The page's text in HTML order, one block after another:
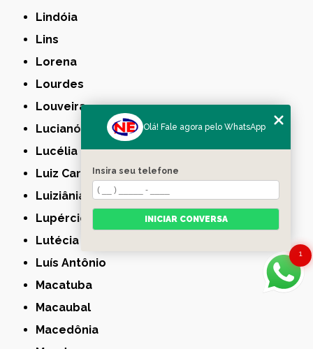
Lindóia
Lins
Lorena
Lourdes
Louveira
Lucianópolis
Lucélia
Luiz Carlos
Luiziânia
Lupércio
Lutécia
Luís Antônio
Macatuba
Macaubal
Macedônia
1
Olá! Fale agora pelo WhatsApp
Insira seu telefone
INICIAR CONVERSA